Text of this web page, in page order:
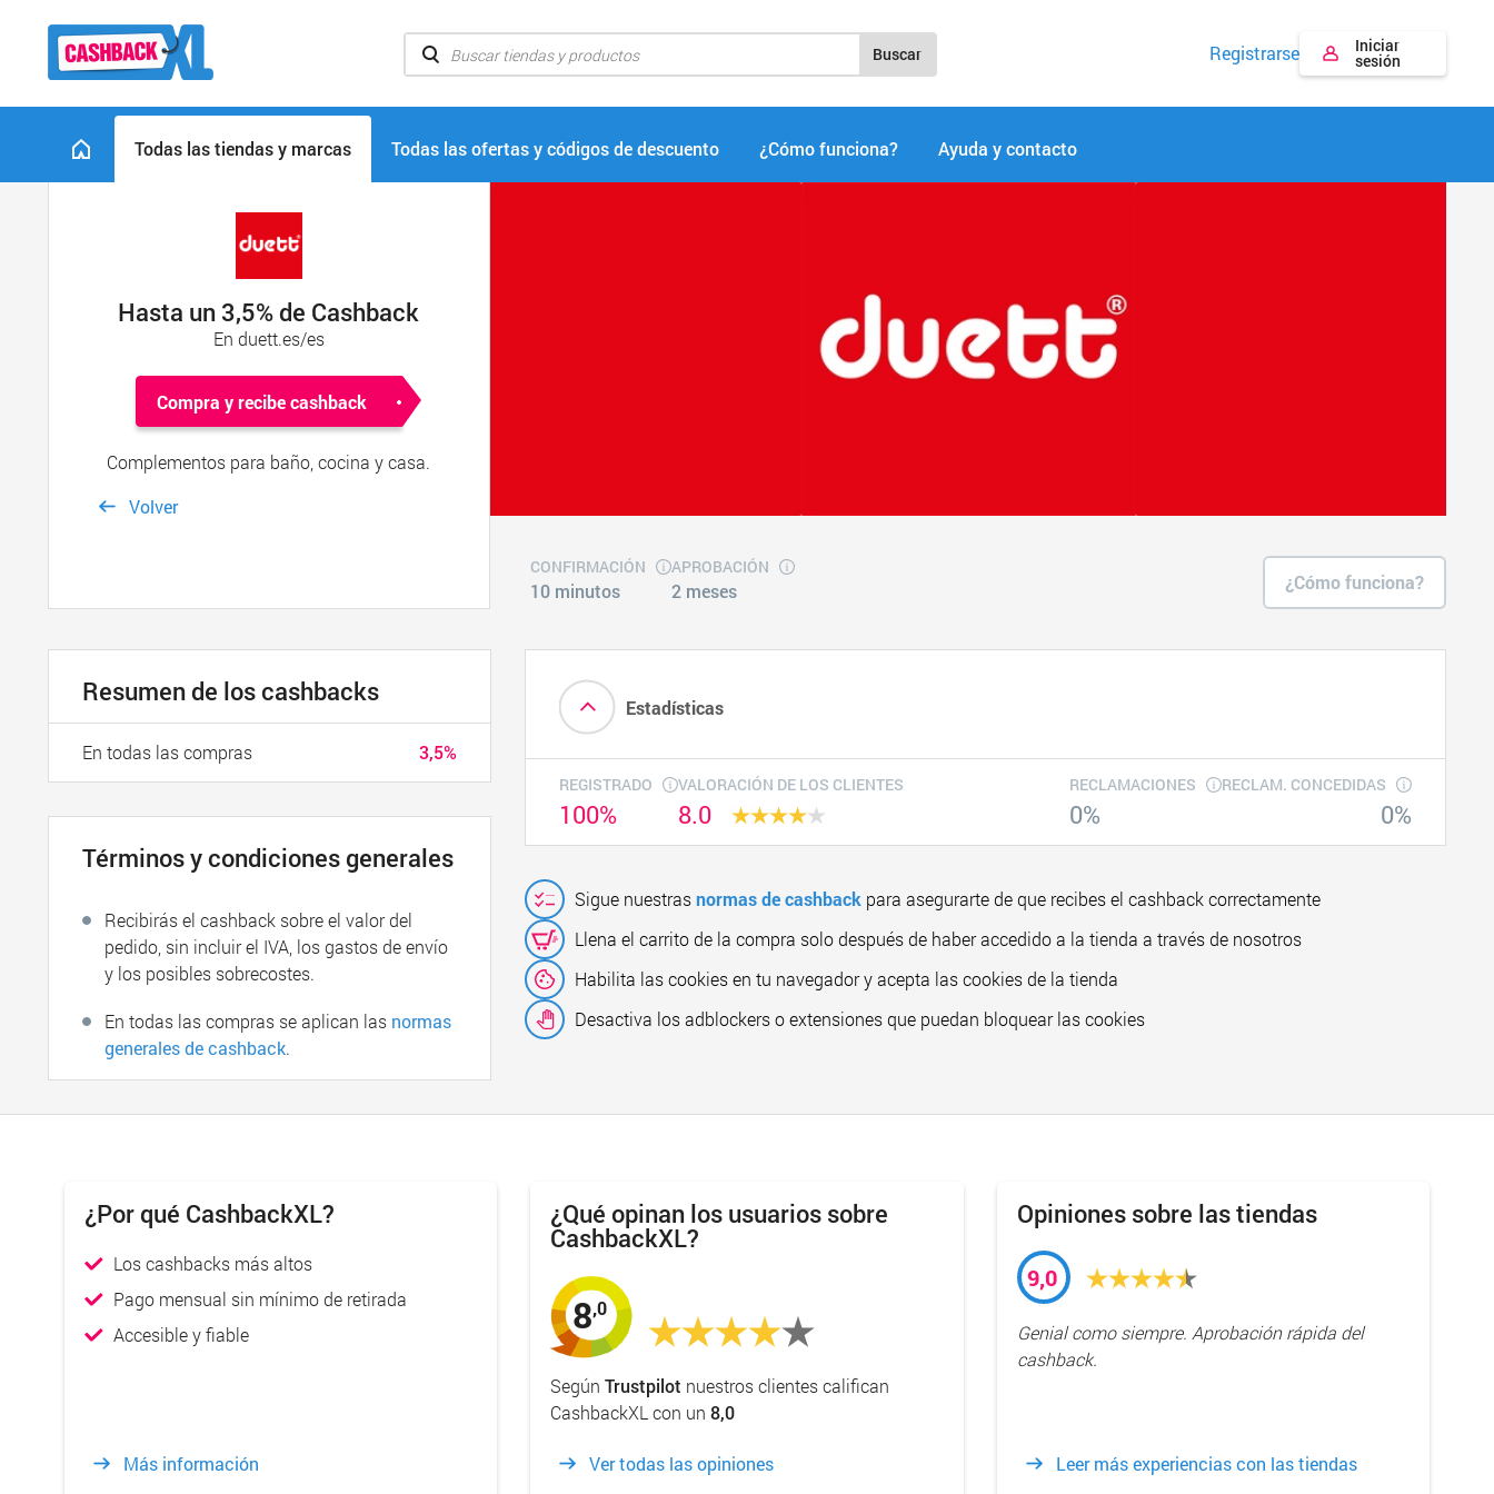
Buscar Registrarse Iniciar
sesión
Todas las tiendas y marcas Todas las ofertas y códigos de descuento ¿Cómo funciona? Ayuda y contacto
Hasta un 3,5% de Cashback
En duett.es/es
Compra y recibe cashback
Complementos para baño, cocina y casa.
Volver
CONFIRMACIÓN
10 minutos
APROBACIÓN
2 meses ¿Cómo funciona?
Estadísticas
REGISTRADO
100%
VALORACIÓN DE LOS CLIENTES
8.0
RECLAMACIONES
0%
RECLAM. CONCEDIDAS
0%
Sigue nuestrasnormas de cashback para asegurarte de que recibes el cashback correctamente
Llena el carrito de la compra solo después de haber accedido a la tienda a través de nosotros
Habilita las cookies en tu navegador y acepta las cookies de la tienda
Desactiva los adblockers o extensiones que puedan bloquear las cookies
Resumen de los cashbacks
3,5%
En todas las compras
Términos y condiciones generales
Recibirás el cashback sobre el valor del
pedido, sin incluir el IVA, los gastos de envío
y los posibles sobrecostes.
En todas las compras se aplican las normas
generales de cashback.
¿Por qué CashbackXL?
Los cashbacks más altos
Pago mensual sin mínimo de retirada
Accesible y fiable
Más información
¿Qué opinan los usuarios sobre
CashbackXL?
8,0
SegúnTrustpilot nuestros clientes califican
CashbackXL con un8,0
Ver todas las opiniones
Opiniones sobre las tiendas
9,0
Genial como siempre. Aprobación rápida del
cashback.
Leer más experiencias con las tiendas